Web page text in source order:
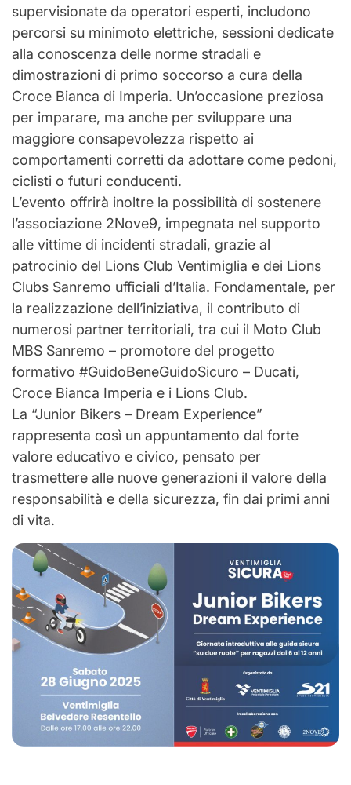
supervisionate da operatori esperti, includono
percorsi su minimoto elettriche, sessioni dedicate
alla conoscenza delle norme stradali e
dimostrazioni di primo soccorso a cura della
Croce Bianca di Imperia. Un’occasione preziosa
per imparare, ma anche per sviluppare una
maggiore consapevolezza rispetto ai
comportamenti corretti da adottare come pedoni,
ciclisti o futuri conducenti.
L’evento offrirà inoltre la possibilità di sostenere
l’associazione 2Nove9, impegnata nel supporto
alle vittime di incidenti stradali, grazie al
patrocinio del Lions Club Ventimiglia e dei Lions
Clubs Sanremo ufficiali d’Italia. Fondamentale, per
la realizzazione dell’iniziativa, il contributo di
numerosi partner territoriali, tra cui il Moto Club
MBS Sanremo – promotore del progetto
formativo #GuidoBeneGuidoSicuro – Ducati,
Croce Bianca Imperia e i Lions Club.
La “Junior Bikers – Dream Experience”
rappresenta così un appuntamento dal forte
valore educativo e civico, pensato per
trasmettere alle nuove generazioni il valore della
responsabilità e della sicurezza, fin dai primi anni
di vita.